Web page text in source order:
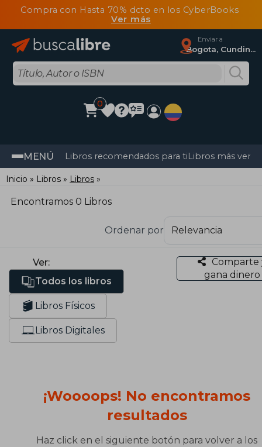
Compra con Hasta 70% dcto en los CyberBooks
Ver más
Enviar a
Bogota, Cundinamarca
0
MENÚ Libros recomendados para tiLibros más
Inicio Libros Libros
Encontramos 0 Libros
Ordenar por
Ver:
Todos los libros
Libros Físicos
Libros Digitales
Comparte
gana dinero
¡Woooops! No encontramos
resultados
Haz click en el siguiente botón para volver a los